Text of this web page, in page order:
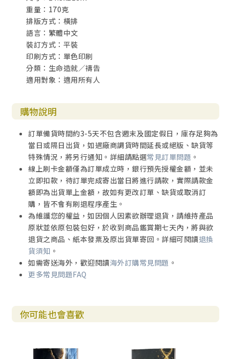
重量：170克
排版方式：橫排
語言：繁體中文
裝訂方式：平裝
印刷方式：單色印刷
分類：生命造就／禱告
適用對象：適用所有人
購物說明
訂單備貨時間約3-5天不包含週末及國定假日，庫存足夠為
當日或隔日出貨，如遇廠商調貨時間延長或絕版、缺貨等
特殊情況，將另行通知。詳細請點選常見訂單問題 。
線上刷卡金額僅為訂單成立時，銀行預先授權金額，並未
立即扣款，待訂單完成寄出當日將進行請款，實際請款金
額即為出貨單上金額，故如有更改訂單、缺貨或取消訂
購，皆不會有刷退程序產生。
為維護您的權益，如因個人因素欲辦理退貨，請維持產品
原狀並依原包裝包好，於收到商品鑑賞期七天內，將與欲
退貨之商品、紙本發票及原出貨單寄回。詳細可閱讀退換
貨須知 。
如需寄送海外，歡迎閱讀海外訂購常見問題 。
更多常見問題FAQ
你可能也會喜歡